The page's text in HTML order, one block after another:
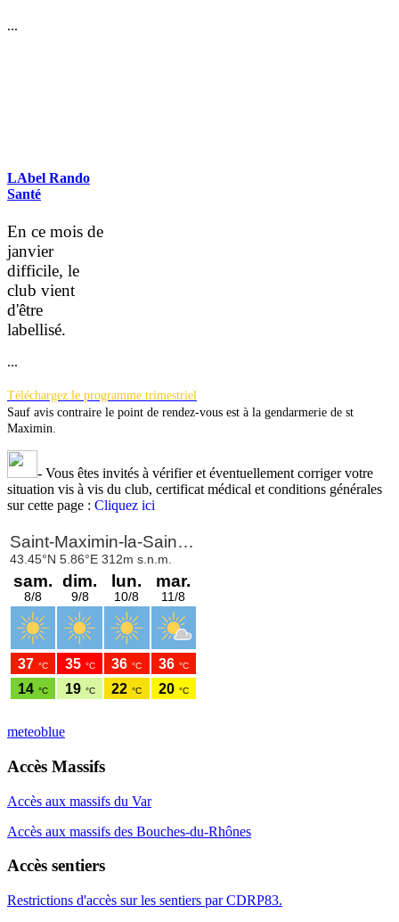
...
LAbel Rando
Santé
En ce mois de
janvier
difficile, le
club vient
d'être
labellisé.
...
Téléchargez le programme trimestriel
Sauf avis contraire le point de rendez-vous est à la gendarmerie de st
Maximin.
- Vous êtes invités à vérifier et éventuellement corriger votre
situation vis à vis du club, certificat médical et conditions générales
sur cette page : Cliquez ici
meteoblue
Accès Massifs
Accès aux massifs du Var
Accès aux massifs des Bouches-du-Rhônes
Accès sentiers
Restrictions d'accès sur les sentiers par CDRP83.